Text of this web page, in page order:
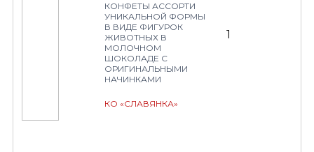
КОНФЕТЫ АССОРТИ
УНИКАЛЬНОЙ ФОРМЫ
В ВИДЕ ФИГУРОК
ЖИВОТНЫХ В
МОЛОЧНОМ
ШОКОЛАДЕ С
ОРИГИНАЛЬНЫМИ
НАЧИНКАМИ
КО «СЛАВЯНКА»
1